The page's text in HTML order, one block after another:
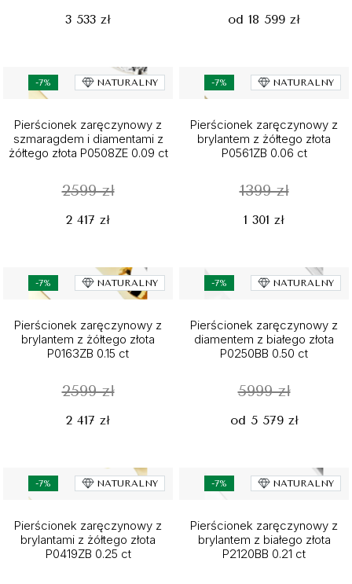
3 533 zł od 18 599 zł
-7% NATURALNY
Pierścionek zaręczynowy z
szmaragdem i diamentami z
żółtego złota P0508ZE 0.09 ct
2599 zł
2 417 zł
-7% NATURALNY
Pierścionek zaręczynowy z
brylantem z żółtego złota
P0561ZB 0.06 ct
1399 zł
1 301 zł
-7% NATURALNY
Pierścionek zaręczynowy z
brylantem z żółtego złota
P0163ZB 0.15 ct
2599 zł
2 417 zł
-7% NATURALNY
Pierścionek zaręczynowy z
diamentem z białego złota
P0250BB 0.50 ct
5999 zł
od 5 579 zł
-7% NATURALNY
Pierścionek zaręczynowy z
brylantami z żółtego złota
P0419ZB 0.25 ct
-7% NATURALNY
Pierścionek zaręczynowy z
brylantem z białego złota
P2120BB 0.21 ct